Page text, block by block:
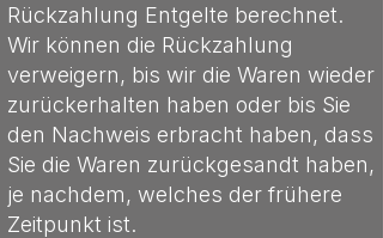
Rückzahlung Entgelte berechnet.
Wir können die Rückzahlung
verweigern, bis wir die Waren wieder
zurückerhalten haben oder bis Sie
den Nachweis erbracht haben, dass
Sie die Waren zurückgesandt haben,
je nachdem, welches der frühere
Zeitpunkt ist.